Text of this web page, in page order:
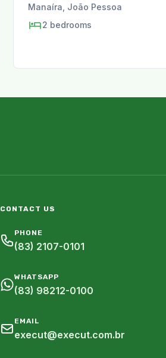
Manaíra João Pessoa
2 bedrooms
CONTACT US
PHONE
(83) 2107-0101
WHATSAPP
(83) 98212-0100
EMAIL
execut@execut.com.br